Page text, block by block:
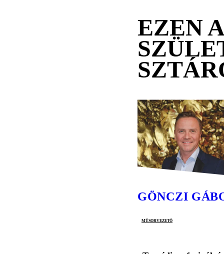
EZEN
GÖNCZI
műsorvezető